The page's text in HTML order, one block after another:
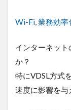
Tags
Wi-Fi,業務効率
インターネッ
か？
特にVDSL方式
速度に影響を与
アパレル
センサーカ
ドローン